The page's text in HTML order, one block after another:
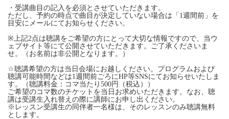
・受講曲目の記入を必須とさせていただきます。
ただし、予約の時点で曲目が決定していない場合は「1週間前」を
目安にメールにてお知らせください。
※上記2点は聴講をご希望の方にとって大切な情報ですので、当ウ
ェブサイト等にて公開させていただきます。ご了承くださいま
せ。（お名前は非公開となります。）
☆聴講希望の方は当日会場にお越しください。プログラムおよび
聴講可能時間などは1週間前ごろにHP等SNSにてお知らせいたしま
す。（聴講料金：コマ当たり500円（税込））
ご希望のコマ数のチケットを当日お求めいただきます。なお、聴
講は受講生入れ替えの際に講師にお申し出ください。
※レッスン受講生の同伴者一名様は、そのレッスンのみ聴講無料
とします。